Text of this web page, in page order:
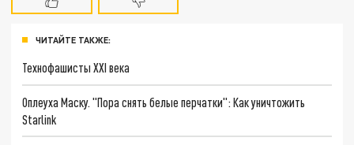
ЧИТАЙТЕ ТАКЖЕ:
Технофашисты XXI века
Оплеуха Маску. "Пора снять белые перчатки": Как уничтожить
Starlink